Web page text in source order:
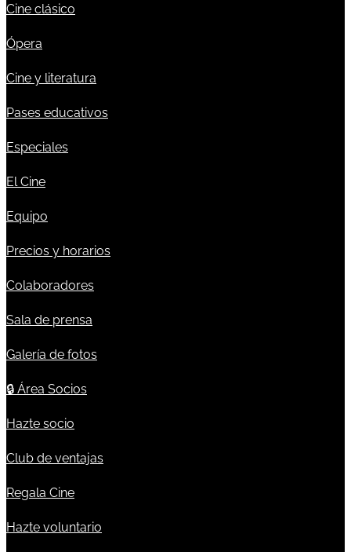
Cine clásico
Ópera
Cine y literatura
Pases educativos
Especiales
El Cine
Equipo
Precios y horarios
Colaboradores
Sala de prensa
Galería de fotos
🔒 Área Socios
Hazte socio
Club de ventajas
Regala Cine
Hazte voluntario